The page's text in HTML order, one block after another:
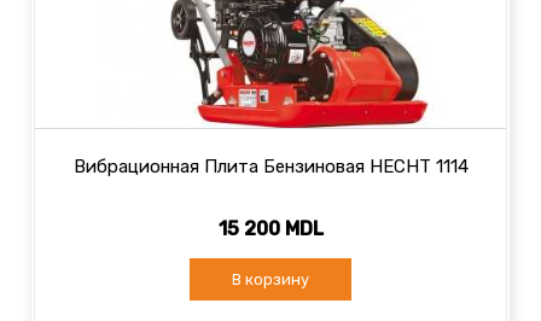
Вибрационная Плита Бензиновая HECHT 1114
15 200 MDL
В корзину